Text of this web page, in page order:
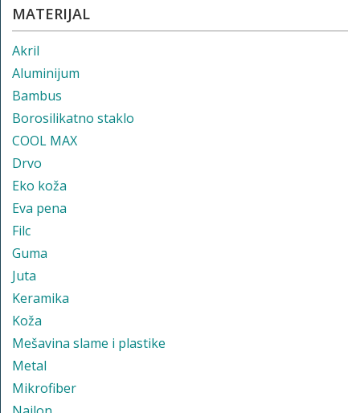
MATERIJAL
Akril
Aluminijum
Bambus
Borosilikatno staklo
COOL MAX
Drvo
Eko koža
Eva pena
Filc
Guma
Juta
Keramika
Koža
Mešavina slame i plastike
Metal
Mikrofiber